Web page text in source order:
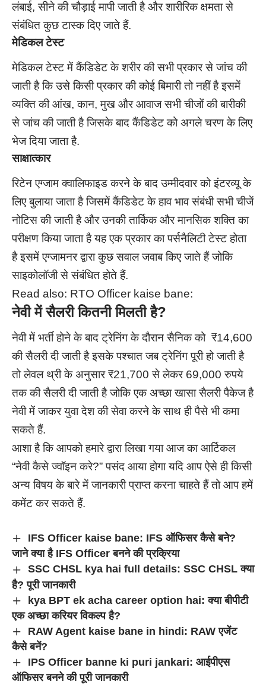
लंबाई, सीने की चौड़ाई मापी जाती है और शारीरिक क्षमता से
संबंधित कुछ टास्क दिए जाते हैं.
मेडिकल टेस्ट
मेडिकल टेस्ट में कैंडिडेट के शरीर की सभी प्रकार से जांच की
जाती है कि उसे किसी प्रकार की कोई बिमारी तो नहीं है इसमें
व्यक्ति की आंख, कान, मुख और आवाज सभी चीजों की बारीकी
से जांच की जाती है जिसके बाद कैंडिडेट को अगले चरण के लिए
भेज दिया जाता है.
साक्षात्कार
रिटेन एग्जाम क्वालिफाइड करने के बाद उम्मीदवार को इंटरव्यू के
लिए बुलाया जाता है जिसमें कैंडिडेट के हाव भाव संबंधी सभी चीजें
नोटिस की जाती है और उनकी तार्किक और मानसिक शक्ति का
परीक्षण किया जाता है यह एक प्रकार का पर्सनैलिटी टेस्ट होता
है इसमें एग्जामनर द्वारा कुछ सवाल जवाब किए जाते हैं जोकि
साइकोलॉजी से संबंधित होते हैं.
Read also: RTO Officer kaise bane:
नेवी में सैलरी कितनी मिलती है?
नेवी में भर्ती होने के बाद ट्रेनिंग के दौरान सैनिक को ₹14,600
की सैलरी दी जाती है इसके पश्चात जब ट्रेनिंग पूरी हो जाती है
तो लेवल थ्री के अनुसार ₹21,700 से लेकर 69,000 रुपये
तक की सैलरी दी जाती है जोकि एक अच्छा खासा सैलरी पैकेज है
नेवी में जाकर युवा देश की सेवा करने के साथ ही पैसे भी कमा
सकते हैं.
आशा है कि आपको हमारे द्वारा लिखा गया आज का आर्टिकल
“नेवी कैसे ज्वॉइन करे?” पसंद आया होगा यदि आप ऐसे ही किसी
अन्य विषय के बारे में जानकारी प्राप्त करना चाहते हैं तो आप हमें
कमेंट कर सकते हैं.
IFS Officer kaise bane: IFS ऑफिसर कैसे बने?
जाने क्या है IFS Officer बनने की प्रक्रिया
SSC CHSL kya hai full details: SSC CHSL क्या
है? पूरी जानकारी
kya BPT ek acha career option hai: क्या बीपीटी
एक अच्छा करियर विकल्प है?
RAW Agent kaise bane in hindi: RAW एजेंट
कैसे बनें?
IPS Officer banne ki puri jankari: आईपीएस
ऑफिसर बनने की पूरी जानकारी